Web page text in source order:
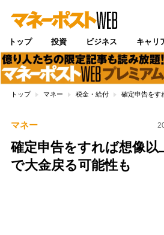
トップ 投資 ビジネス キャリ
トップ マネー 税金・給付 確定申告をす
マネー
確定申告をすれば想像以
で大金戻る可能性も